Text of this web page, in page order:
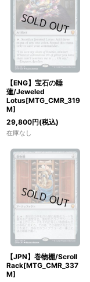
【ENG】宝石の睡
蓮/Jeweled
Lotus[MTG_CMR_319
M]
29,800円(税込)
在庫なし
【JPN】巻物棚/Scroll
Rack[MTG_CMR_337
M]